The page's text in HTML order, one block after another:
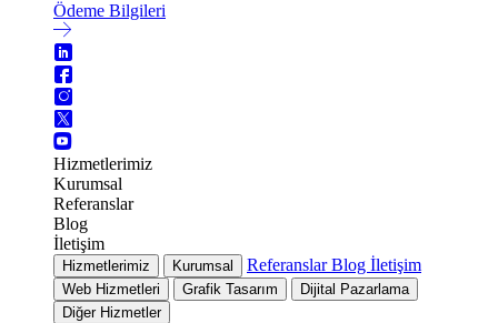
Ödeme Bilgileri
Hizmetlerimiz
Kurumsal
Referanslar
Blog
İletişim
Hizmetlerimiz Kurumsal ReferanslarBlog İletişim
Web Hizmetleri Grafik Tasarım
Dijital Pazarlama
Diğer Hizmetler